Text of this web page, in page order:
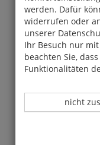
werden. Dafür
widerrufen oder
unserer
Ihr Besuch nur
beachten Sie,
Funktionalitäten
nicht